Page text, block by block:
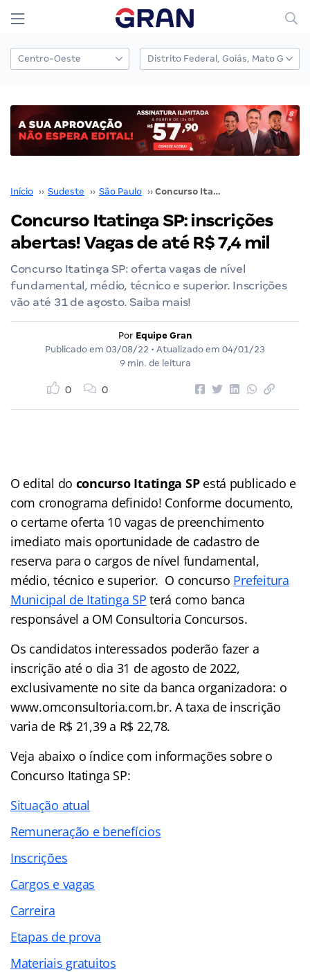
Início ›› Sudeste ›› São Paulo ›› Concurso Itatinga SP: inscrições abertas! Vagas de até R$ 7,4 mil
Concurso Itatinga SP: inscrições
abertas! Vagas de até R$ 7,4 mil
Concurso Itatinga SP: oferta vagas de nível
fundamental, médio, técnico e superior. Inscrições
vão até 31 de agosto. Saiba mais!
Por Equipe Gran
Publicado em 03/08/22 • Atualizado em 04/01/23
9 min. de leitura
0 0
O edital do concurso Itatinga SPestá publicado e
com cronograma definido! Conforme documento,
o certame oferta 10 vagas de preenchimento
imediato mais oportunidade de cadastro de
reserva para o cargos de nível fundamental,
médio, técnico e superior. O concurso Prefeitura
Municipal de Itatinga SP terá como banca
responsável a OM Consultoria Concursos.
Os candidatos interessados poderão fazer a
inscrição até o dia 31 de agosto de 2022,
exclusivamente no site da banca organizadora: o
www.omconsultoria.com.br. A taxa de inscrição
varia de R$ 21,39 a R$ 22,78.
Veja abaixo o índicecom informações sobre o
Concurso Itatinga SP:
Situação atual
Remuneração e benefícios
Inscrições
Cargos e vagas
Carreira
Etapas de prova
Materiais gratuitos